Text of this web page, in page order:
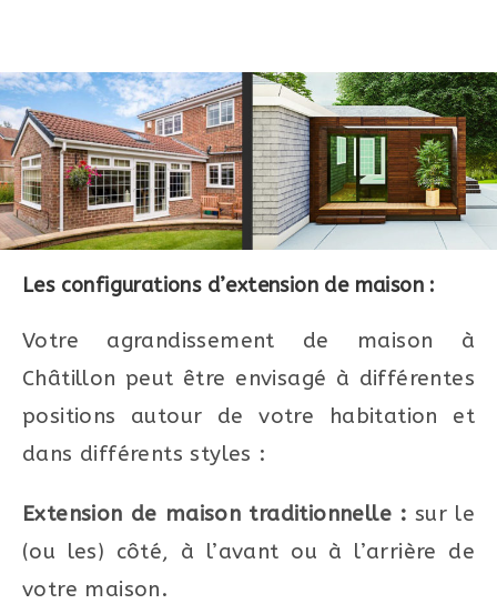
Les configurations d’extension de maison :
Votre agrandissement de maison à
Châtillon peut être envisagé à différentes
positions autour de votre habitation et
dans différents styles :
Extension de maison traditionnelle : sur le
(ou les) côté, à l’avant ou à l’arrière de
votre maison.